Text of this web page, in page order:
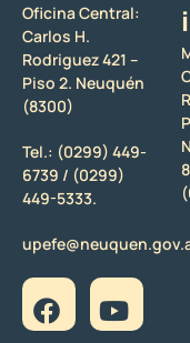
Oficina Central:
Carlos H.
Rodriguez 421 –
Piso 2. Neuquén
(8300)
Tel.: (0299) 449-
6739 / (0299)
449-5333.